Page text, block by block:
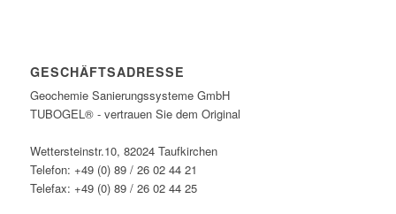
GESCHÄFTSADRESSE
Geochemie Sanierungssysteme GmbH
TUBOGEL® - vertrauen Sie dem Original
Wettersteinstr.10, 82024 Taufkirchen
Telefon: +49 (0) 89 / 26 02 44 21
Telefax: +49 (0) 89 / 26 02 44 25